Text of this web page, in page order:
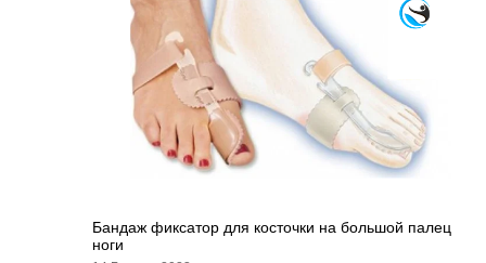
Бандаж фиксатор для косточки на большой палец
ноги